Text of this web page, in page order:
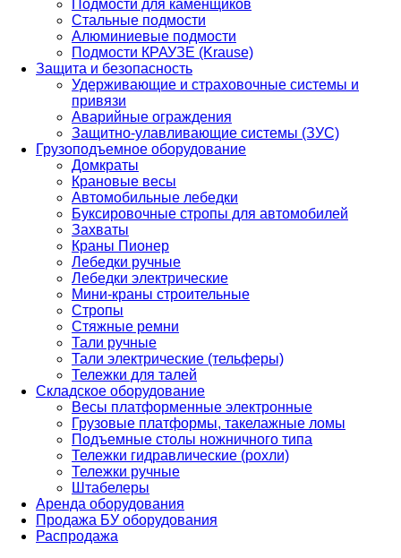
Подмости для каменщиков
Стальные подмости
Алюминиевые подмости
Подмости КРАУЗЕ (Krause)
Защита и безопасность
Удерживающие и страховочные системы и
привязи
Аварийные ограждения
Защитно-улавливающие системы (ЗУС)
Грузоподъемное оборудование
Домкраты
Крановые весы
Автомобильные лебедки
Буксировочные стропы для автомобилей
Захваты
Краны Пионер
Лебедки ручные
Лебедки электрические
Мини-краны строительные
Стропы
Стяжные ремни
Тали ручные
Тали электрические (тельферы)
Тележки для талей
Складское оборудование
Весы платформенные электронные
Грузовые платформы, такелажные ломы
Подъемные столы ножничного типа
Тележки гидравлические (рохли)
Тележки ручные
Штабелеры
Аренда оборудования
Продажа БУ оборудования
Распродажа